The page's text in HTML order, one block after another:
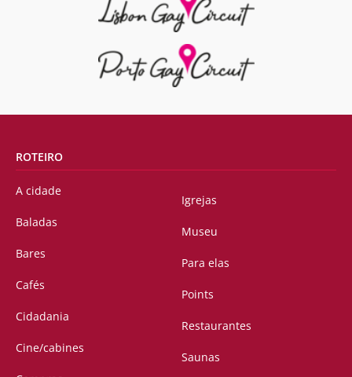
ROTEIRO
A cidade
Baladas
Bares
Cafés
Cidadania
Cine/cabines
Igrejas
Museu
Para elas
Points
Restaurantes
Saunas